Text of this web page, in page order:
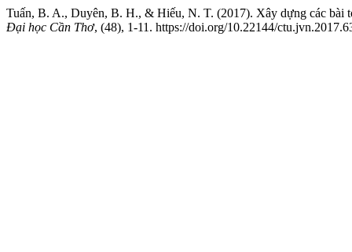
Tuấn, B. A., Duyên, B. H., & Hiếu, N. T. (2017). Xây dựng các bài
Đại học Cần Thơ, (48), 1-11. https://doi.org/10.22144/